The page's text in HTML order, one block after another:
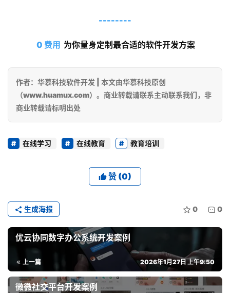
0
6
--------
0 费用 为你量身定制最合适的软件开发方案
作者：华慕科技软件开发 | 本文由华慕科技原创
（www.huamux.com）。商业转载请联系主动联系我们，非
商业转载请标明出处
在线学习 在线教育 教育培训
赞 (0)
0 0
生成海报
优云协同数字办公系统开发案例
上一篇 2026年1月27日 上午9:50
微微社交平台开发案例